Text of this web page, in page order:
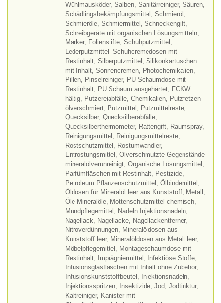
Wühlmausköder, Salben, Sanitärreiniger, Säuren,
Schädlingsbekämpfungsmittel, Schmieröl,
Schmieröle, Schmiermittel, Schneckengift,
Schreibgeräte mit organischen Lösungsmitteln,
Marker, Folienstifte, Schuhputzmittel,
Lederputzmittel, Schuhcremedosen mit
Restinhalt, Silberputzmittel, Silikonkartuschen
mit Inhalt, Sonnencremen, Photochemikalien,
Pillen, Pinselreiniger, PU Schaumdose mit
Restinhalt, PU Schaum ausgehärtet, FCKW
hältig, Putzereiabfälle, Chemikalien, Putzfetzen
ölverschmiert, Putzmittel, Putzmittelreste,
Quecksilber, Quecksilberabfälle,
Quecksilberthermometer, Rattengift, Raumspray,
Reinigungsmittel, Reinigungsmittelreste,
Rostschutzmittel, Rostumwandler,
Entrostungsmittel, Ölverschmutzte Gegenstände
mineralölverunreinigt, Organische Lösungsmittel,
Parfümfläschen mit Restinhalt, Pestizide,
Petroleum Pflanzenschutzmittel, Ölbindemittel,
Öldosen für Mineralöl leer aus Kunststoff, Metall,
Öle Mineralöle, Mottenschutzmittel chemisch,
Mundpflegemittel, Nadeln Injektionsnadeln,
Nagellack, Nagellacke, Nagellackentferner,
Nitroverdünnungen, Mineralöldosen aus
Kunststoff leer, Mineralöldosen aus Metall leer,
Möbelpflegemittel, Montageschaumdose mit
Restinhalt, Imprägniermittel, Infektiöse Stoffe,
Infusionsglasflaschen mit Inhalt ohne Zubehör,
Infusionskunststoffbeutel, Injektionsnadeln,
Injektionsspritzen, Insektizide, Jod, Jodtinktur,
Kaltreiniger, Kanister mit